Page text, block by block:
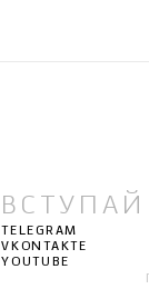
ВСТУПАЙ
TELEGRAM
VKONTAKTE
YOUTUBE